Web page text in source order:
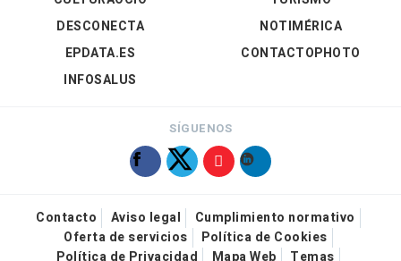
DESCONECTA
EPDATA.ES
INFOSALUS
NOTIMÉRICA
CONTACTOPHOTO
SÍGUENOS
Contacto Aviso legal
Cumplimiento normativo
Oferta de servicios
Política de Cookies